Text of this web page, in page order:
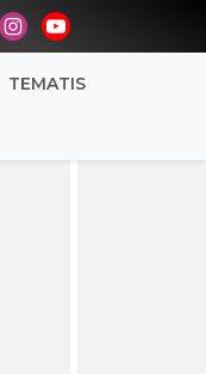
TEMATIS